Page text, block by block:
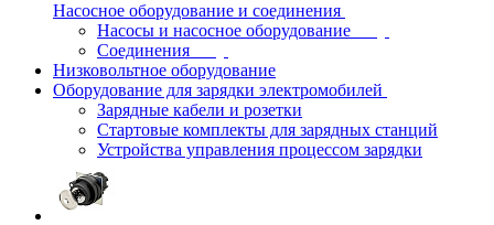
Насосное оборудование и соединения
Насосы и насосное оборудование
Соединения
Низковольтное оборудование
Оборудование для зарядки электромобилей
Зарядные кабели и розетки
Стартовые комплекты для зарядных станций
Устройства управления процессом зарядки